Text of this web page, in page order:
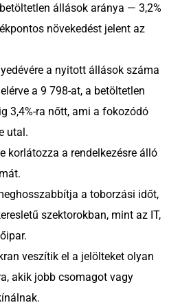
állások aránya — 3,2%
növekedést jelent az
a nyitott állások száma
a 9 798-at, a betöltetlen
3,4%-ra nőtt, ami a fokozódó
utal.
korlátozza a rendelkezésre álló
a toborzási időt,
szektorokban, mint az IT,
veszítik el a jelölteket olyan
akik jobb csomagot vagy